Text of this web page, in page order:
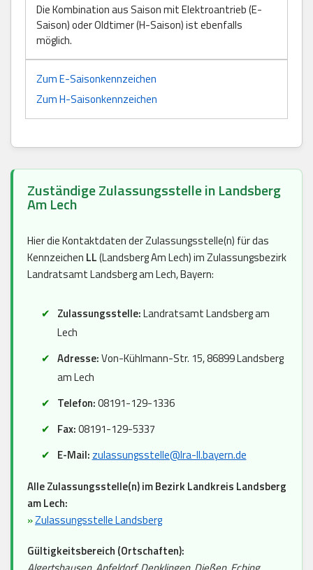
Die Kombination aus Saison mit Elektroantrieb (E-
Saison) oder Oldtimer (H-Saison) ist ebenfalls
möglich.
Zum E-Saisonkennzeichen
Zum H-Saisonkennzeichen
Zuständige Zulassungsstelle in Landsberg
Am Lech
Hier die Kontaktdaten der Zulassungsstelle(n) für das
Kennzeichen LL(Landsberg Am Lech) im Zulassungsbezirk
Landratsamt Landsberg am Lech, Bayern:
Zulassungsstelle:Landratsamt Landsberg am
Lech
Adresse:Von-Kühlmann-Str. 15, 86899 Landsberg
am Lech
Telefon:08191-129-1336
Fax:08191-129-5337
E-Mail: zulassungsstelle@lra-ll.bayern.de
Alle Zulassungsstelle(n) im Bezirk Landkreis Landsberg
am Lech:
»Zulassungsstelle Landsberg
Gültigkeitsbereich (Ortschaften):